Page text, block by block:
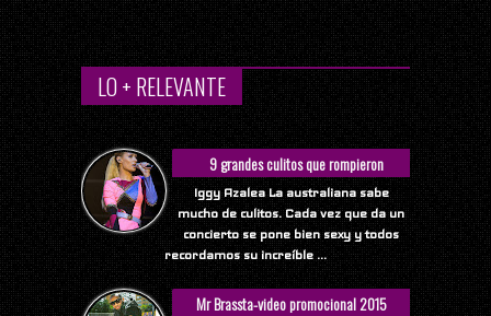
LO + RELEVANTE
9 grandes culitos que rompieron
Internet
Iggy Azalea La australiana sabe
mucho de culitos. Cada vez que da un
concierto se pone bien sexy y todos
recordamos su increíble ...
Mr Brassta-video promocional 2015